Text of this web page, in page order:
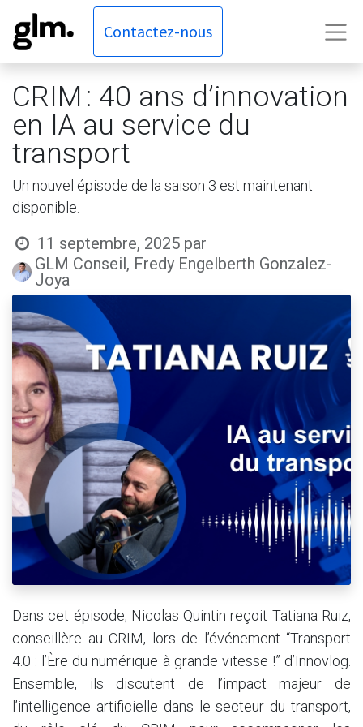
Contactez-nous
CRIM : 40 ans d’innovation
en IA au service du
transport
Un nouvel épisode de la saison 3 est maintenant
disponible.
11 septembre, 2025 par
GLM Conseil, Fredy Engelberth Gonzalez-
Joya
Dans cet épisode, Nicolas Quintin reçoit Tatiana Ruiz,
conseillère au CRIM, lors de l’événement “Transport
4.0 : l’Ère du numérique à grande vitesse !” d’Innovlog.
Ensemble, ils discutent de l’impact majeur de
l’intelligence artificielle dans le secteur du transport,